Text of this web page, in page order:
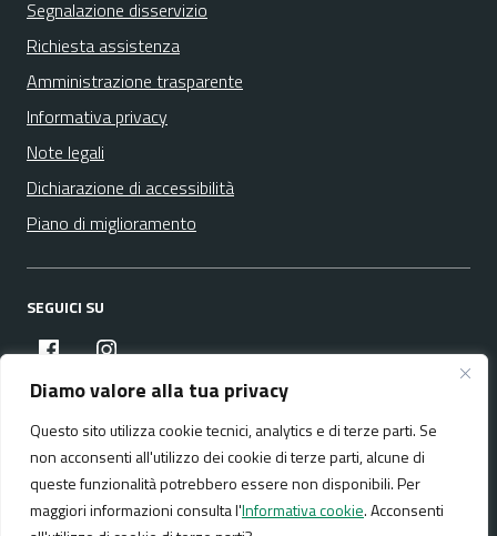
Diamo valore alla tua privacy
Questo sito utilizza cookie tecnici, analytics e di terze parti. Se
non acconsenti all'utilizzo dei cookie di terze parti, alcune di
queste funzionalità potrebbero essere non disponibili. Per
maggiori informazioni consulta l'Informativa cookie. Acconsenti
Segnalazione disservizio
Richiesta assistenza
Amministrazione trasparente
Informativa privacy
Note legali
Dichiarazione di accessibilità
Piano di miglioramento
SEGUICI SU
facebookinstagram
Media policy Mappa del sito